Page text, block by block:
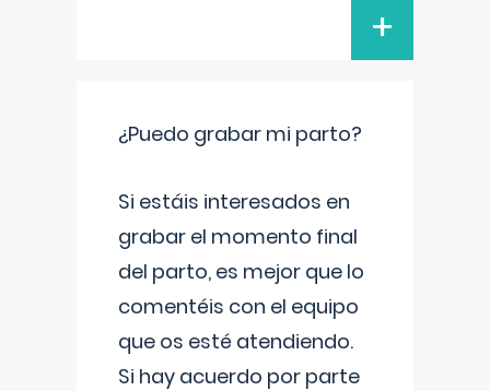
+
¿Puedo grabar mi parto?
Si estáis interesados en
grabar el momento final
del parto, es mejor que lo
comentéis con el equipo
que os esté atendiendo.
Si hay acuerdo por parte